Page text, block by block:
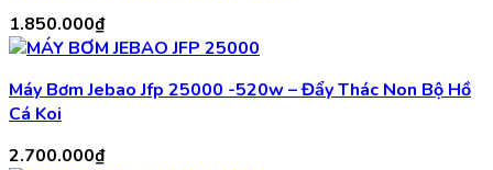
1.850.000₫
Máy Bơm Jebao Jfp 25000 -520w – Đẩy Thác Non Bộ Hồ
Cá Koi
2.700.000₫